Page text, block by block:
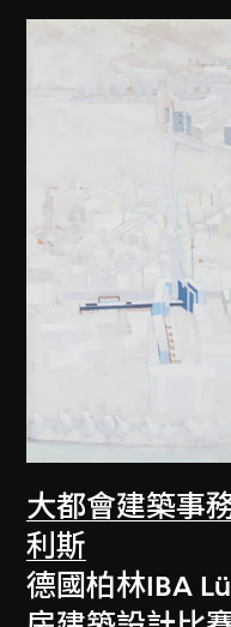
大都會建築事
利斯
德國柏林IBA